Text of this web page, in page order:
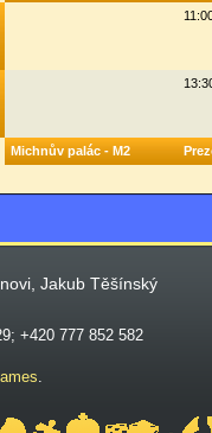
Michnův palác - M2
Jakub Těšínský
+420 777 852 582
.